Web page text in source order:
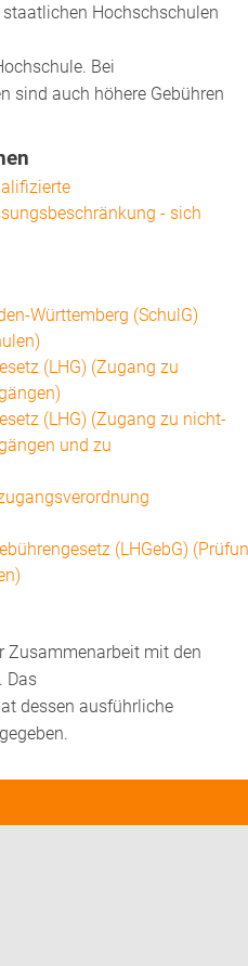
Hochschschulen
Bei
sind auch höhere Gebühren
- sich
Württemberg (SchulG)
(LHG) (Zugang zu
(LHG) (Zugang zu nicht-
und zu
(LHGebG)
Zusammenarbeit mit den
Das
dessen ausführliche